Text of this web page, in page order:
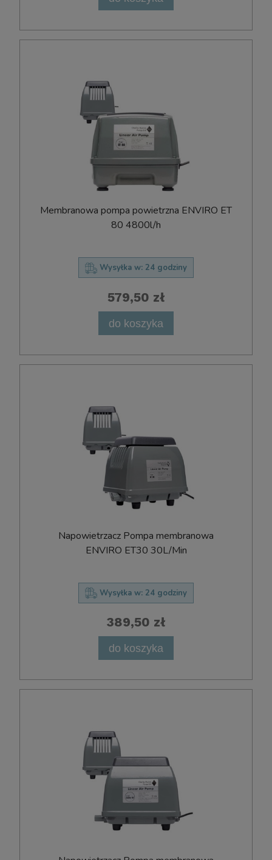
Membranowa pompa powietrzna ENVIRO ET
80 4800l/h
Wysyłka w: 24 godziny
579,50 zł
do koszyka
Napowietrzacz Pompa membranowa
ENVIRO ET30 30L/Min
Wysyłka w: 24 godziny
389,50 zł
do koszyka